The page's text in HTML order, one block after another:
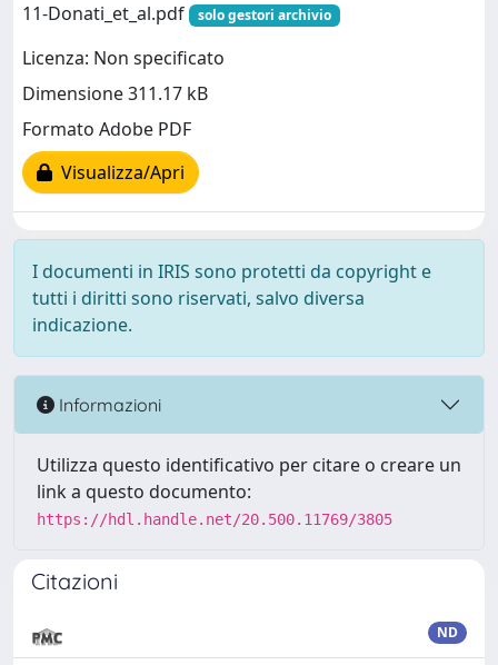
11-Donati_et_al.pdf
solo gestori archivio
Licenza: Non specificato
Dimensione 311.17 kB
Formato Adobe PDF
Visualizza/Apri
I documenti in IRIS sono protetti da copyright e
tutti i diritti sono riservati, salvo diversa
indicazione.
Informazioni
Utilizza questo identificativo per citare o creare un
link a questo documento:
https://hdl.handle.net/20.500.11769/3805
Citazioni
ND